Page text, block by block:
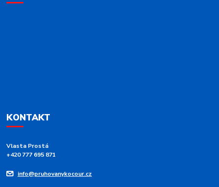
KONTAKT
Vlasta Prostá
+420 777 695 871
info@pruhovanykocour.cz